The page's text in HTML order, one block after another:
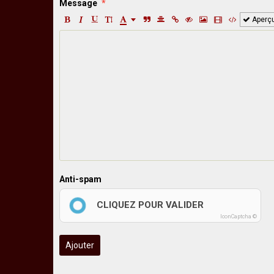
Message
Anti-spam
CLIQUEZ POUR VALIDER
IconCaptcha ©
Ajouter